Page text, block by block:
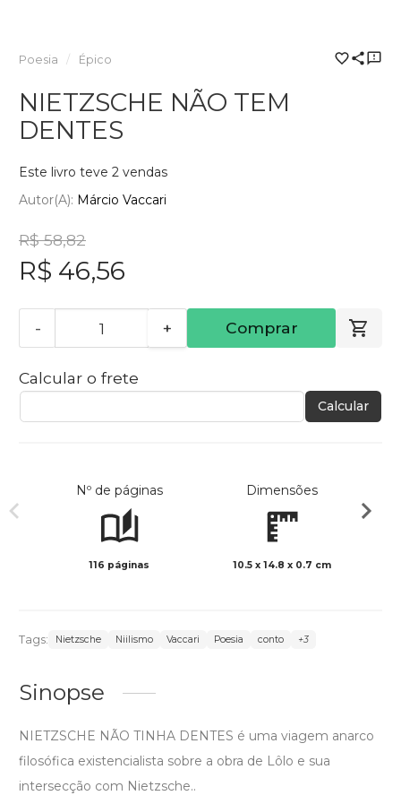
Poesia Épico
NIETZSCHE NÃO TEM
DENTES
Este livro teve 2 vendas
Autor(a): Márcio Vaccari
R$ 58,82
R$ 46,56
- + Comprar
Calcular o frete
Calcular
Nº de páginas
116 páginas
Dimensões
10.5 x 14.8 x 0.7 cm
Tags: Nietzsche Niilismo Vaccari Poesia conto +3
Sinopse
NIETZSCHE NÃO TINHA DENTES é uma viagem anarco
filosófica existencialista sobre a obra de Lôlo e sua
intersecção com Nietzsche..